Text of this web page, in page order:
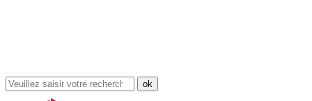
Rechercher
dans